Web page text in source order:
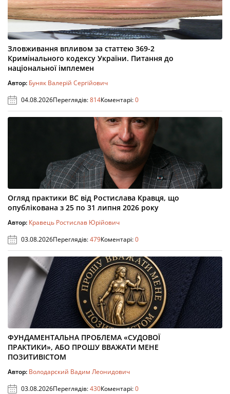
Зловживання впливом за статтею 369-2
Кримінального кодексу України. Питання до
національної імплемен
Автор: Буняк Валерій Сергійович
04.08.2026Переглядів:814Коментарі:0
Огляд практики ВС від Ростислава Кравця, що
опублікована з 25 по 31 липня 2026 року
Автор: Кравець Ростислав Юрійович
03.08.2026Переглядів:479Коментарі:0
ФУНДАМЕНТАЛЬНА ПРОБЛЕМА «СУДОВОЇ
ПРАКТИКИ», АБО ПРОШУ ВВАЖАТИ МЕНЕ
ПОЗИТИВІСТОМ
Автор: Володарский Вадим Леонидович
03.08.2026Переглядів:430Коментарі:0